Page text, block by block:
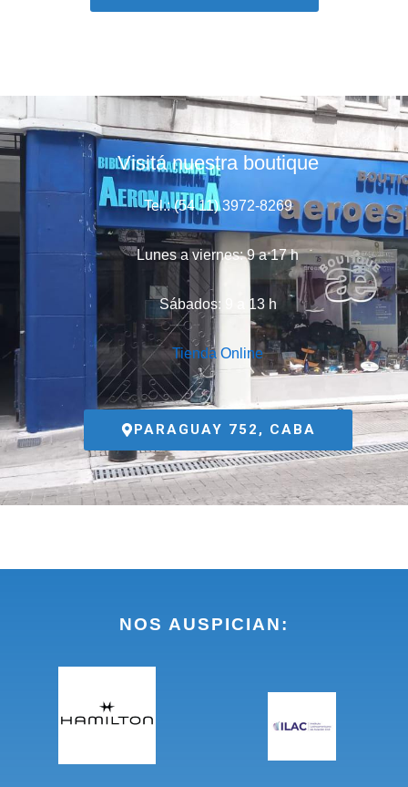
Visitá nuestra boutique
Tel.: (54 11) 3972-8269
Lunes a viernes: 9 a 17 h
Sábados: 9 a 13 h
Tienda Online
PARAGUAY 752, CABA
NOS AUSPICIAN: